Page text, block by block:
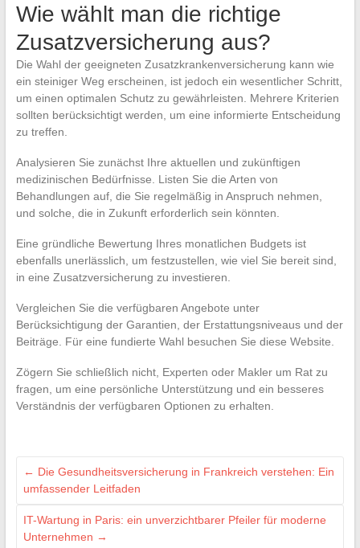
Wie wählt man die richtige
Zusatzversicherung aus?
Die Wahl der geeigneten Zusatzkrankenversicherung kann wie
ein steiniger Weg erscheinen, ist jedoch ein wesentlicher Schritt,
um einen optimalen Schutz zu gewährleisten. Mehrere Kriterien
sollten berücksichtigt werden, um eine informierte Entscheidung
zu treffen.
Analysieren Sie zunächst Ihre aktuellen und zukünftigen
medizinischen Bedürfnisse. Listen Sie die Arten von
Behandlungen auf, die Sie regelmäßig in Anspruch nehmen,
und solche, die in Zukunft erforderlich sein könnten.
Eine gründliche Bewertung Ihres monatlichen Budgets ist
ebenfalls unerlässlich, um festzustellen, wie viel Sie bereit sind,
in eine Zusatzversicherung zu investieren.
Vergleichen Sie die verfügbaren Angebote unter
Berücksichtigung der Garantien, der Erstattungsniveaus und der
Beiträge. Für eine fundierte Wahl besuchen Sie diese Website.
Zögern Sie schließlich nicht, Experten oder Makler um Rat zu
fragen, um eine persönliche Unterstützung und ein besseres
Verständnis der verfügbaren Optionen zu erhalten.
← Die Gesundheitsversicherung in Frankreich verstehen: Ein
umfassender Leitfaden
IT-Wartung in Paris: ein unverzichtbarer Pfeiler für moderne
Unternehmen →